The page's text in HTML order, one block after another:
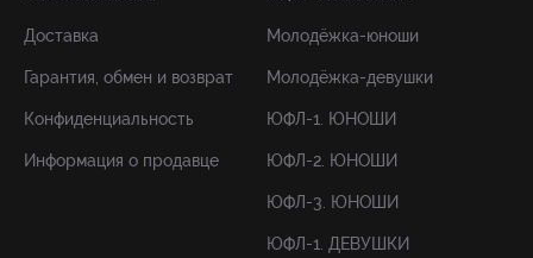
Доставка
Гарантия, обмен и возврат
Конфиденциальность
Информация о продавце
Молодёжка-юноши
Молодёжка-девушки
ЮФЛ-1. ЮНОШИ
ЮФЛ-2. ЮНОШИ
ЮФЛ-3. ЮНОШИ
ЮФЛ-1. ДЕВУШКИ